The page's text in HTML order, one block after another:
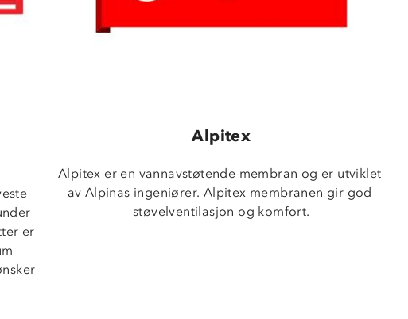
er
Alpitex
Alpitex er en vannavstøtende membran og er utviklet
av Alpinas ingeniører. Alpitex membranen gir god
støvelventilasjon og komfort.